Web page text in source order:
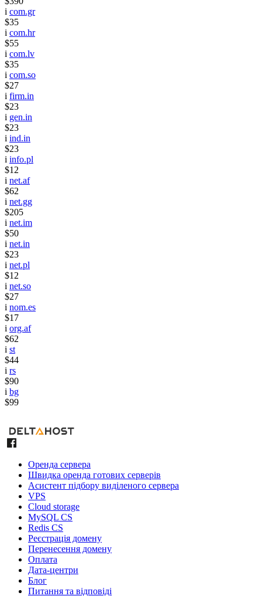
i com.gr
$35
i com.hr
$55
i com.lv
$35
i com.so
$27
i firm.in
$23
i gen.in
$23
i ind.in
$23
i info.pl
$12
i net.af
$62
i net.gg
$205
i net.im
$50
i net.in
$23
i net.pl
$12
i net.so
$27
i nom.es
$17
i org.af
$62
i st
$44
i rs
$90
i bg
$99
Оренда сервера
Швидка оренда готових серверів
Асистент підбору виділеного сервера
VPS
Cloud storage
MySQL CS
Redis CS
Реєстрація домену
Перенесення домену
Оплата
Дата-центри
Блог
Питання та відповіді